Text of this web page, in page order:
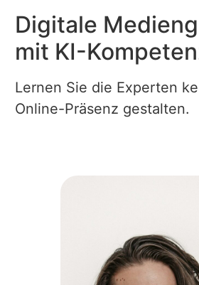
Digitale
mit KI-
Lernen Sie die Experten
Online-Präsenz gestalten.